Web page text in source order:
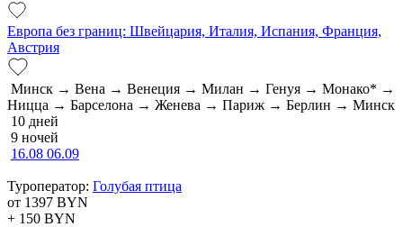
Европа без границ: Швейцария, Италия, Испания, Франция,
Австрия
Минск → Вена → Венеция → Милан → Генуя → Монако* →
Ницца → Барселона → Женева → Париж → Берлин → Минск
10 дней
9 ночей
16.08 06.09
Туроператор: Голубая птица
от 1397 BYN
+ 150 BYN